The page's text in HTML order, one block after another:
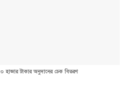
হাজার টাকার অনুদানের চেক বিতরণ